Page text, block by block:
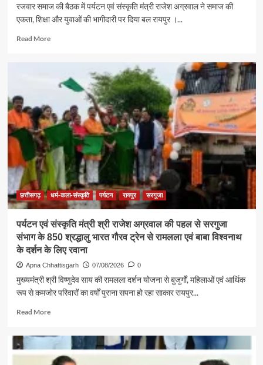
रजवार समाज की बैठक में पर्यटन एवं संस्कृति मंत्री राजेश अग्रवाल ने समाज की
एकता, शिक्षा और युवाओं की भागीदारी पर दिया बल रायपुर ।...
Read MoreRead
एकजुटता
सामाजिक
विकास
की
बड़ी
शक्ति
राजेश
अग्रवाल
छत्तीसगढ़ धर्म-कला-संस्कृति पर्यटन रायपुर सरगुजा
पर्यटन एवं संस्कृति मंत्री श्री राजेश अग्रवाल की पहल से सरगुजा
संभाग के 850 श्रद्धालु भारत गौरव ट्रेन से रामलला एवं बाबा विश्वनाथ
के दर्शन के लिए रवाना
Apna Chhattisgarh 07/08/2026 0
मुख्यमंत्री श्री विष्णुदेव साय की रामलला दर्शन योजना से बुजुर्गों, महिलाओं एवं आर्थिक
रूप से कमजोर परिवारों का वर्षों पुराना सपना हो रहा साकार रायपुर...
Read MoreRead
पर्यटन
एवं